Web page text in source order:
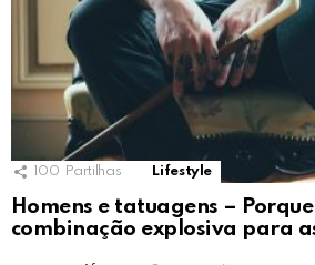
100 Partilhas Lifestyle
Homens e tatuagens –
combinação explosiva para